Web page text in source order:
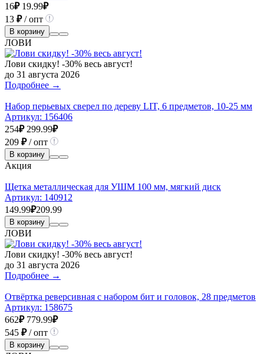
16₽ 19.99₽
13 ₽/ опт
В корзину
ЛОВИ
Лови скидку! -30% весь август!
до 31 августа 2026
Подробнее →
Набор перьевых сверел по дереву LIT, 6 предметов, 10-25 мм
Артикул: 156406
254₽ 299.99₽
209 ₽/ опт
В корзину
Акция
Щетка металлическая для УШМ 100 мм, мягкий диск
Артикул: 140912
149.99₽209.99
В корзину
ЛОВИ
Лови скидку! -30% весь август!
до 31 августа 2026
Подробнее →
Отвёртка реверсивная с набором бит и головок, 28 предметов
Артикул: 158675
662₽ 779.99₽
545 ₽/ опт
В корзину